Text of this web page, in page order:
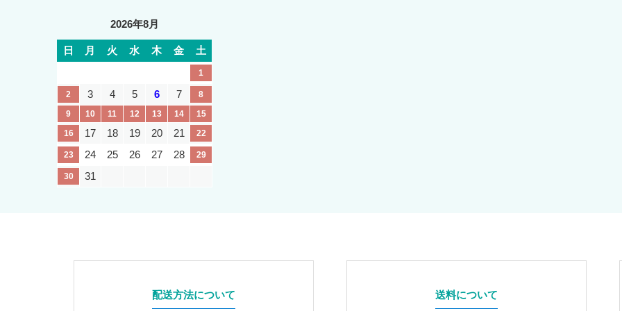
2026年8月
日 月 火 水 木 金 土
1
2 3 4 5 6 7
8
9
10 11 12 13 14
15
16
17 18 19 20 21 22
23 24 25 26 27 28 29
30 31
配送方法について 送料について